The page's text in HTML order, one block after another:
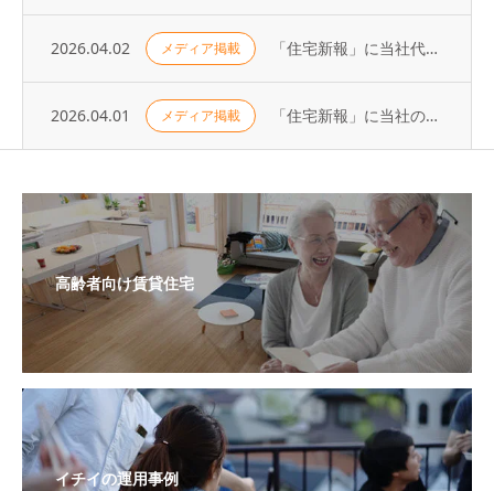
2026.04.02 メディア掲載 「住宅新報」に当社代表の取材記事が掲載されました（2026年3月31日号）
2026.04.01 メディア掲載 「住宅新報」に当社の取り組みが掲載されました（2026年3月24日号）
高齢者向け賃貸住宅
イチイの運用事例